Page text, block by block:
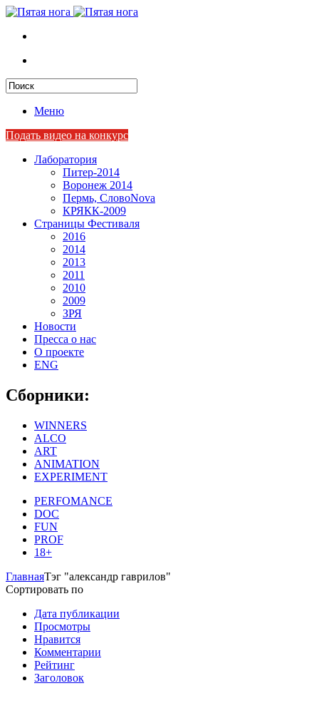
Меню
Подать видео на конкурс
Лаборатория
Питер-2014
Воронеж 2014
Пермь, СловоNova
КРЯКК-2009
Страницы Фестиваля
2016
2014
2013
2011
2010
2009
ЗРЯ
Новости
Пресса о нас
О проекте
ENG
Сборники:
WINNERS
ALCO
ART
ANIMATION
EXPERIMENT
PERFOMANCE
DOC
FUN
PROF
18+
ГлавнаяТэг "александр гаврилов"
Сортировать по
Дата публикации
Просмотры
Нравится
Комментарии
Рейтинг
Заголовок